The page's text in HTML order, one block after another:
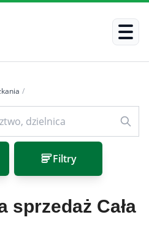
/
Filtry
sprzedaż Cała